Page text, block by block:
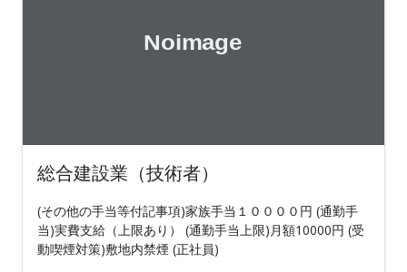
総合建設業（技術者）
(その他の手当等付記事項)家族手当１００００円 (通勤手
当)実費支給（上限あり） (通勤手当上限)月額10000円 (受
動喫煙対策)敷地内禁煙 (正社員)